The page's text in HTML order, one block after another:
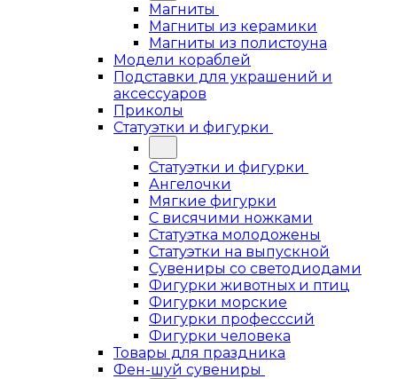
Магниты
Магниты из керамики
Магниты из полистоуна
Модели кораблей
Подставки для украшений и
аксессуаров
Приколы
Статуэтки и фигурки
Статуэтки и фигурки
Ангелочки
Мягкие фигурки
С висячими ножками
Статуэтка молодожены
Статуэтки на выпускной
Сувениры со светодиодами
Фигурки животных и птиц
Фигурки морские
Фигурки професссий
Фигурки человека
Товары для праздника
Фен-шуй сувениры